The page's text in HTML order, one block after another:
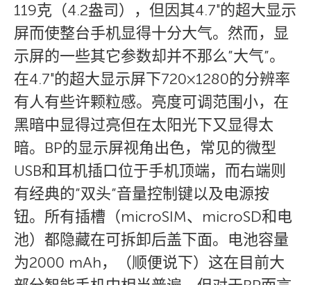
119克（4.2盎司），但因其4.7″的超大显示
屏而使整台手机显得十分大气。然而，显
示屏的一些其它参数却并不那么”大气”。
在4.7″的超大显示屏下720×1280的分辨率
有人有些许颗粒感。亮度可调范围小，在
黑暗中显得过亮但在太阳光下又显得太
暗。BP的显示屏视角出色，常见的微型
USB和耳机插口位于手机顶端，而右端则
有经典的”双头”音量控制键以及电源按
钮。所有插槽（microSIM、microSD和电
池）都隐藏在可拆卸后盖下面。电池容量
为2000 mAh，（顺便说下）这在目前大